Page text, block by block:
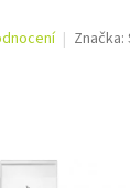
Značka: